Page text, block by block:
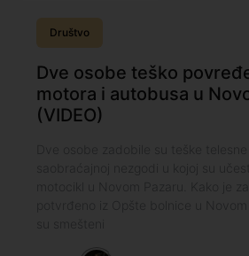
Društvo
Dve osobe teško
motora i autobusa u
(VIDEO)